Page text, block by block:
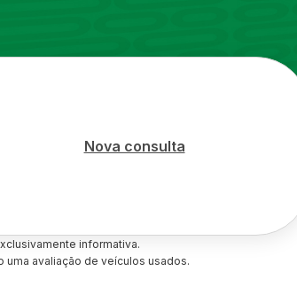
Nova consulta
informativa.
avaliação de veículos usados.